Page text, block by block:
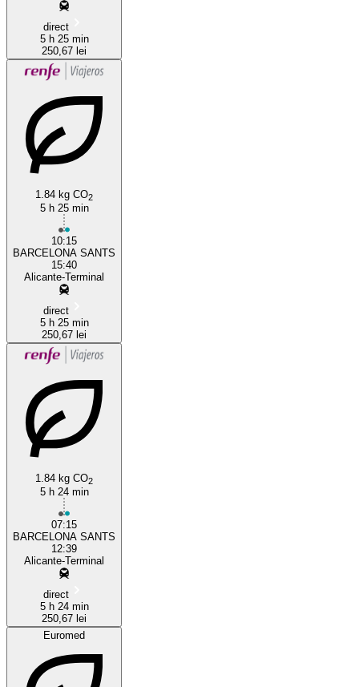
direct
5 h 25 min
250,67 lei
1.84 kg CO2
5 h 25 min
10:15
BARCELONA SANTS
15:40
Alicante-Terminal
direct
5 h 25 min
250,67 lei
1.84 kg CO2
5 h 24 min
07:15
BARCELONA SANTS
12:39
Alicante-Terminal
direct
5 h 24 min
250,67 lei
Euromed